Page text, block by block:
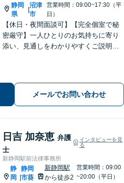
静岡
県
|
沼津
市
営業時間：09:00~17:30（平
日）
【休日・夜間面談可】【完全個室で秘
密厳守】一人ひとりのお気持ちに寄り
添い、見通しをわかりやすくご説明。
メールでお問い合わせ
日吉 加奈恵 弁護
士
インタビューを見
る
新静岡駅前法律事務所
静
岡
静岡
市葵
新静岡駅
から徒歩2
営業時間：09:00
~20:00（平日）